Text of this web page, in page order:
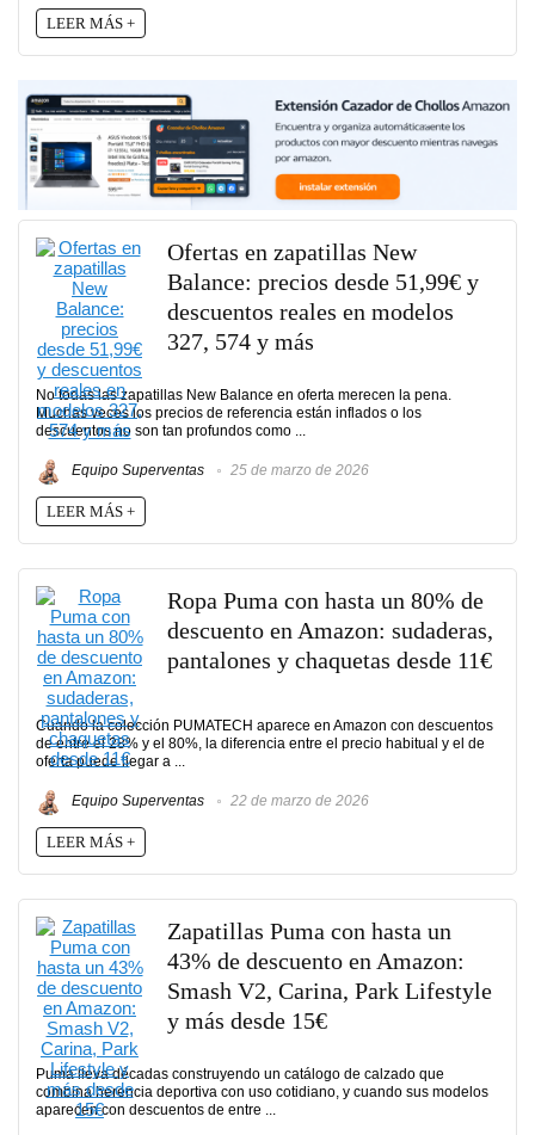
LEER MÁS +
Ofertas en zapatillas New
Balance: precios desde 51,99€ y
descuentos reales en modelos
327, 574 y más
No todas las zapatillas New Balance en oferta merecen la pena.
Muchas veces los precios de referencia están inflados o los
descuentos no son tan profundos como ...
Equipo Superventas 25 de marzo de 2026
LEER MÁS +
Ropa Puma con hasta un 80% de
descuento en Amazon: sudaderas,
pantalones y chaquetas desde 11€
Cuando la colección PUMATECH aparece en Amazon con descuentos
de entre el 28% y el 80%, la diferencia entre el precio habitual y el de
oferta puede llegar a ...
Equipo Superventas 22 de marzo de 2026
LEER MÁS +
Zapatillas Puma con hasta un
43% de descuento en Amazon:
Smash V2, Carina, Park Lifestyle
y más desde 15€
Puma lleva décadas construyendo un catálogo de calzado que
combina herencia deportiva con uso cotidiano, y cuando sus modelos
aparecen con descuentos de entre ...